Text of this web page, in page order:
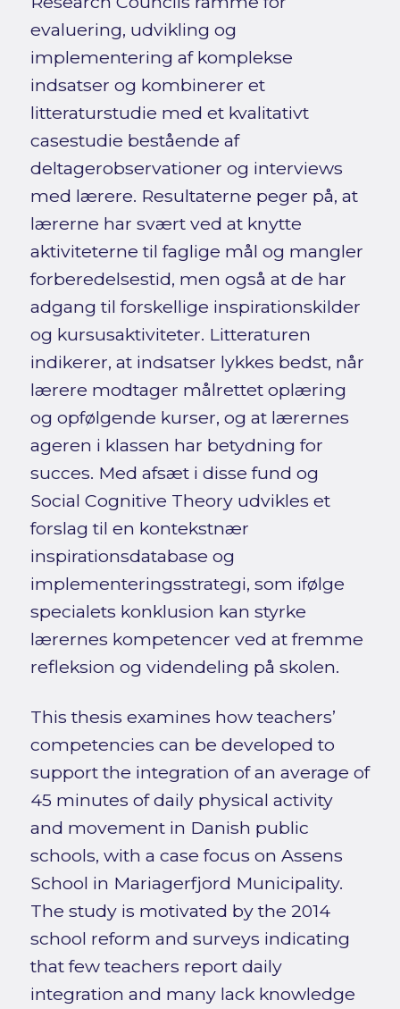
evaluering, udvikling og
implementering af komplekse
indsatser og kombinerer et
litteraturstudie med et kvalitativt
casestudie bestående af
deltagerobservationer og interviews
med lærere. Resultaterne peger på, at
lærerne har svært ved at knytte
aktiviteterne til faglige mål og mangler
forberedelsestid, men også at de har
adgang til forskellige inspirationskilder
og kursusaktiviteter. Litteraturen
indikerer, at indsatser lykkes bedst, når
lærere modtager målrettet oplæring
og opfølgende kurser, og at lærernes
ageren i klassen har betydning for
succes. Med afsæt i disse fund og
Social Cognitive Theory udvikles et
forslag til en kontekstnær
inspirationsdatabase og
implementeringsstrategi, som ifølge
specialets konklusion kan styrke
lærernes kompetencer ved at fremme
refleksion og videndeling på skolen.
This thesis examines how teachers’
competencies can be developed to
support the integration of an average of
45 minutes of daily physical activity
and movement in Danish public
schools, with a case focus on Assens
School in Mariagerfjord Municipality.
The study is motivated by the 2014
school reform and surveys indicating
that few teachers report daily
integration and many lack knowledge